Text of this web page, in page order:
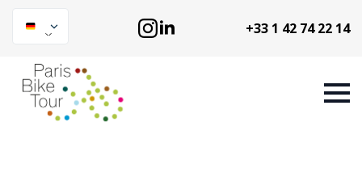
+33 1 42 74 22 14